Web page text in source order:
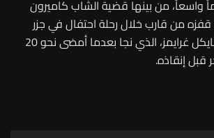
واسعاً، من بينها قضية الشاب كاميرون
قفزه من قارب خلال رحلة احتفال في جزر
الباهاما، وجيمس مايكل غرايمز، الذي نجا بعدما أمضى نحو 20
قبل إنقاذه.